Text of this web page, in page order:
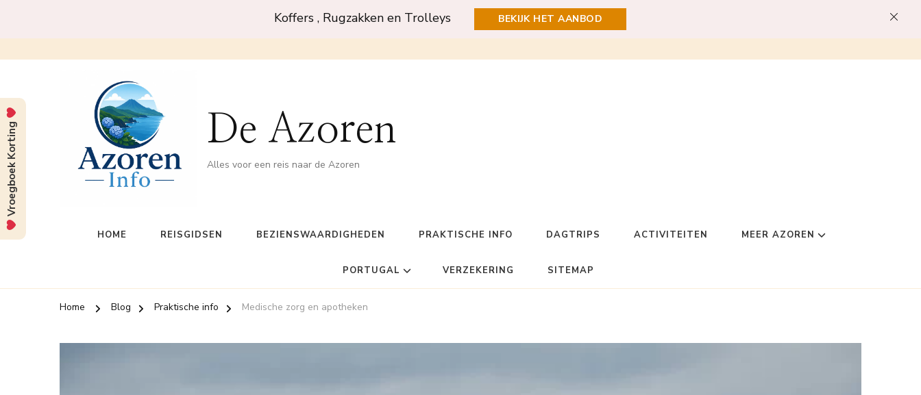
Koffers , Rugzakken en Trolleys BEKIJK HET AANBOD
De Azoren
Alles voor een reis naar de Azoren
HOME REISGIDSEN BEZIENSWAARDIGHEDEN PRAKTISCHE INFO DAGTRIPS ACTIVITEITEN MEER AZOREN
PORTUGAL VERZEKERING SITEMAP
Home Blog Praktische info Medische zorg en apotheken
Vroegboek Korting